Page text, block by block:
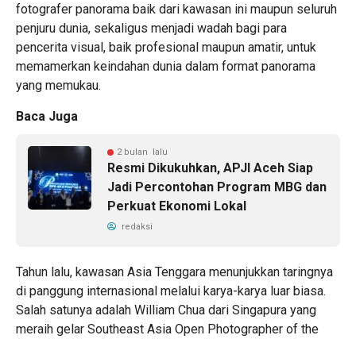
fotografer panorama baik dari kawasan ini maupun seluruh
penjuru dunia, sekaligus menjadi wadah bagi para
pencerita visual, baik profesional maupun amatir, untuk
memamerkan keindahan dunia dalam format panorama
yang memukau.
Baca Juga
2 bulan lalu
Resmi Dikukuhkan, APJI Aceh Siap
Jadi Percontohan Program MBG dan
Perkuat Ekonomi Lokal
redaksi
Tahun lalu, kawasan Asia Tenggara menunjukkan taringnya
di panggung internasional melalui karya-karya luar biasa.
Salah satunya adalah William Chua dari Singapura yang
meraih gelar Southeast Asia Open Photographer of the